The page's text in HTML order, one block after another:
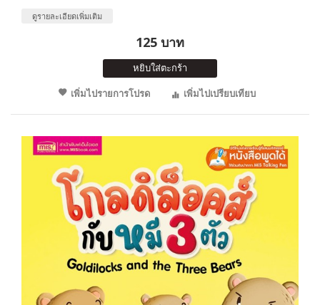
ดูรายละเอียดเพิ่มเติม
125 บาท
หยิบใส่ตะกร้า
เพิ่มไปรายการโปรด
เพิ่มไปเปรียบเทียบ